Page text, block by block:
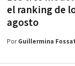
el ranking de
agosto
PorGuillermina